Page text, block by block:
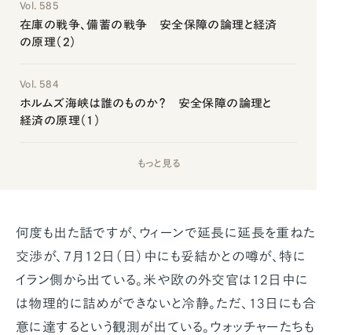
Vol. 585
在庫の戦争、備蓄の戦争 安全保障の論理と経済
の原理（2）
Vol. 584
ホルムズ海峡は誰のものか？ 安全保障の論理と
経済の原理（1）
もっと見る
何度も出た話ですが、ウィーンで延長に延長を重ねた
交渉が、7月12日（日）中にも妥結かとの噂が、特に
イラン側から出ている。米や欧の外交官は12日中に
は物理的に詰めができないと冷静。ただ、13日にも合
意に達するという観測が出ている。ウォッチャーたちも